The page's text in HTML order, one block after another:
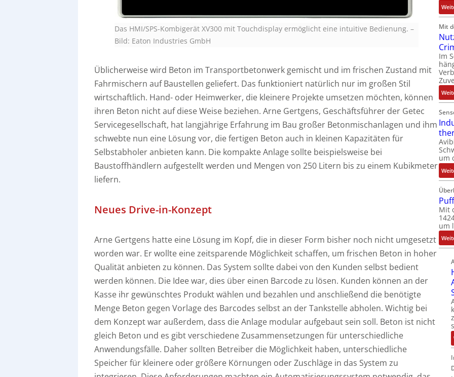
Das HMI/SPS-Kombigerät XV300 mit Touchdisplay ermöglicht eine intuitive Bedienung. –
Bild: Eaton Industries GmbH
Üblicherweise wird Beton im Transportbetonwerk gemischt und im frischen Zustand mit
Fahrmischern auf Baustellen geliefert. Das funktioniert natürlich nur im großen Stil
wirtschaftlich. Hand- oder Heimwerker, die kleinere Projekte umsetzen möchten, können
ihren Beton nicht auf diese Weise beziehen. Arne Gertgens, Geschäftsführer der Getec
Servicegesellschaft, hat langjährige Erfahrung im Bau großer Betonmischanlagen und ihm
schwebte nun eine Lösung vor, die fertigen Beton auch in kleinen Kapazitäten für
Selbstabholer anbieten kann. Die kompakte Anlage sollte beispielsweise bei
Baustoffhändlern aufgestellt werden und Mengen von 250 Litern bis zu einem Kubikmeter
liefern.
Neues Drive-in-Konzept
Arne Gertgens hatte eine Lösung im Kopf, die in dieser Form bisher noch nicht umgesetzt
worden war. Er wollte eine zeitsparende Möglichkeit schaffen, um frischen Beton in hoher
Qualität anbieten zu können. Das System sollte dabei von den Kunden selbst bedient
werden können. Die Idee war, dies über einen Barcode zu lösen. Kunden können an der
Kasse ihr gewünschtes Produkt wählen und bezahlen und anschließend die benötigte
Menge Beton gegen Vorlage des Barcodes selbst an der Tankstelle abholen. Wichtig bei
dem Konzept war außerdem, dass die Anlage modular aufgebaut sein soll. Beton ist nicht
gleich Beton und es gibt verschiedene Zusammensetzungen für unterschiedliche
Anwendungsfälle. Daher sollten Betreiber die Möglichkeit haben, unterschiedliche
Speicher für kleinere oder größere Körnungen oder Zuschläge in das System zu
Mit
Im
um
Mit
um